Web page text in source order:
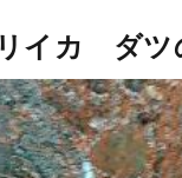
イカ ダツ